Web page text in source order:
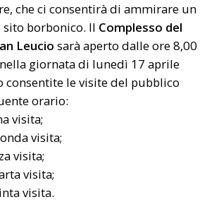
che ci consentirà di ammirare un
borbonico. Il Complesso del
Leucio sarà aperto dalle ore 8,00
giornata di lunedì 17 aprile
consentite le visite del pubblico
orario:
visita;
visita;
visita;
visita;
visita.